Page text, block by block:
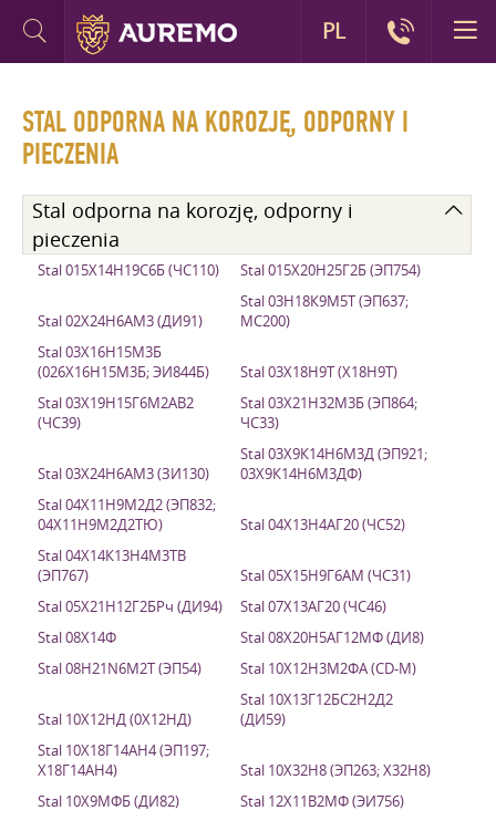
STAL ODPORNA NA KOROZJĘ, ODPORNY I
PIECZENIA
Stal odporna na korozję, odporny i
pieczenia
Stal 015Х14Н19С6Б (ЧС110) Stal 015Х20Н25Г2Б (ЭП754)
Stal 02Х24Н6АМ3 (ДИ91)
Stal 03Н18К9М5Т (ЭП637;
МС200)
Stal 03Х16Н15М3Б
(026Х16Н15М3Б; ЭИ844Б)
Stal 03Х18Н9Т (Х18Н9Т)
Stal 03Х19Н15Г6М2АВ2
(ЧС39)
Stal 03Х21Н32М3Б (ЭП864;
ЧС33)
Stal 03Х24Н6АМ3 (ЗИ130)
Stal 03Х9К14Н6М3Д (ЭП921;
03Х9К14Н6М3ДФ)
Stal 04Х11Н9М2Д2 (ЭП832;
04Х11Н9М2Д2ТЮ)
Stal 04Х13Н4АГ20 (ЧС52)
Stal 04Х14К13Н4М3ТВ
(ЭП767)
Stal 05Х15Н9Г6АМ (ЧС31)
Stal 05Х21Н12Г2БРч (ДИ94)
Stal 07Х13АГ20 (ЧС46)
Stal 08Х14Ф
Stal 08Х20Н5АГ12МФ (ДИ8)
Stal 08H21N6M2T (ЭП54)
Stal 10Х12Н3М2ФА (CD-M)
Stal 10Х12НД (0Х12НД)
Stal 10Х13Г12БС2Н2Д2
(ДИ59)
Stal 10Х18Г14АН4 (ЭП197;
Х18Г14АН4)
Stal 10Х32Н8 (ЭП263; Х32Н8)
Stal 10Х9МФБ (ДИ82)
Stal 12Х11В2МФ (ЭИ756)
PL